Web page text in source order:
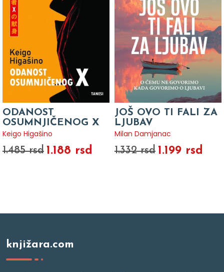
ODANOST
OSUMNJIČENOG X
Keigo Higašino
1.485 rsd 1.188 rsd
JOŠ OVO TI FALI ZA
LJUBAV
Milan Damjanac
1.332 rsd 1.199 rsd
knjižara.com